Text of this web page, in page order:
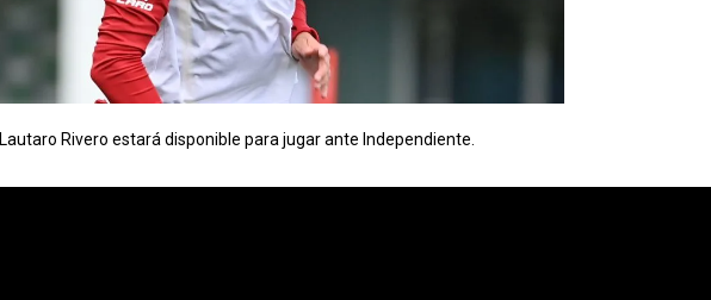
Lautaro Rivero estará disponible para jugar ante Independiente.